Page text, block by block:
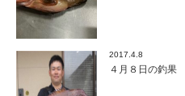
2017.4.8
４月８日の釣果